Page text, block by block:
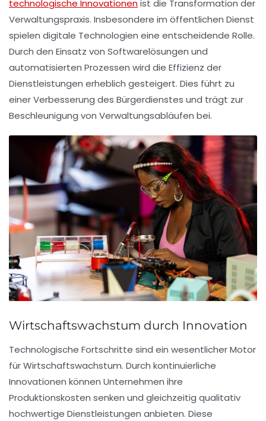
technologische Innovationenist die Transformation der
Verwaltungspraxis. Insbesondere im öffentlichen Dienst
spielen digitale Technologien eine entscheidende Rolle.
Durch den Einsatz von Softwarelösungen und
automatisierten Prozessen wird die Effizienz der
Dienstleistungen erheblich gesteigert. Dies führt zu
einer Verbesserung des Bürgerdienstes und trägt zur
Beschleunigung von Verwaltungsabläufen bei.
Wirtschaftswachstum durch Innovation
Technologische Fortschritte sind ein wesentlicher Motor
fürWirtschaftswachstum. Durch kontinuierliche
Innovationen können Unternehmen ihre
Produktionskosten senken und gleichzeitig qualitativ
hochwertige Dienstleistungen anbieten. Diese